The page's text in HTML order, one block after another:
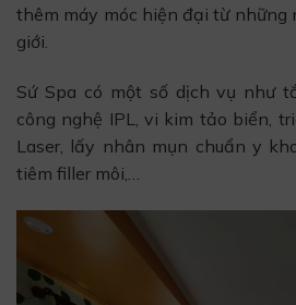
thêm máy móc hiện đại từ những
giới.
Sứ Spa có một số dịch vụ như
công nghệ IPL, vi kim tảo biển,
Laser, lấy nhân mụn chuẩn y
tiêm filler môi,…